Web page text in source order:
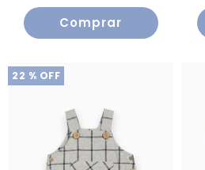
Comprar
22 % OFF